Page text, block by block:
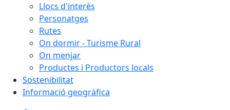
Llocs d'interès
Personatges
Rutes
On dormir - Turisme Rural
On menjar
Productes i Productors locals
Sostenibilitat
Informació geogràfica